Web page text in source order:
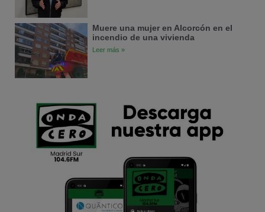
Muere una mujer en Alcorcón en el
incendio de una vivienda
Leer más »